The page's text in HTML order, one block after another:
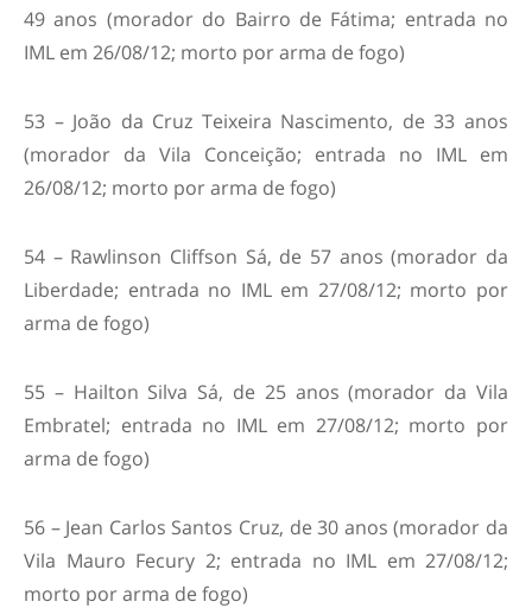
49 anos (morador do Bairro de Fátima; entrada no
IML em 26/08/12; morto por arma de fogo)
53 – João da Cruz Teixeira Nascimento, de 33 anos
(morador da Vila Conceição; entrada no IML em
26/08/12; morto por arma de fogo)
54 – Rawlinson Cliffson Sá, de 57 anos (morador da
Liberdade; entrada no IML em 27/08/12; morto por
arma de fogo)
55 – Hailton Silva Sá, de 25 anos (morador da Vila
Embratel; entrada no IML em 27/08/12; morto por
arma de fogo)
56 – Jean Carlos Santos Cruz, de 30 anos (morador da
Vila Mauro Fecury 2; entrada no IML em 27/08/12;
morto por arma de fogo)